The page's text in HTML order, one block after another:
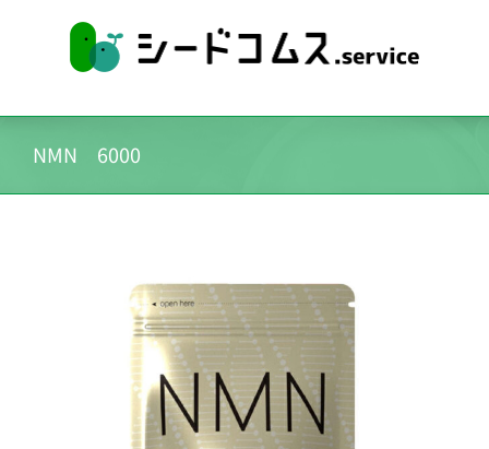
NMN 6000